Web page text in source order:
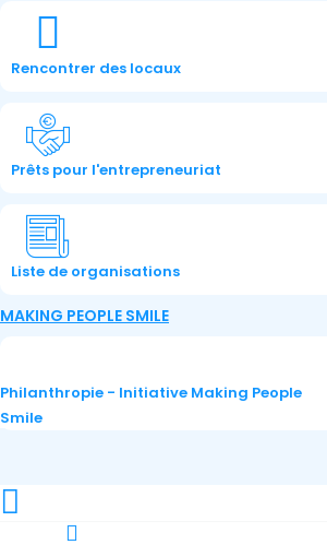
Rencontrer des locaux
Prêts pour l'entrepreneuriat
Liste de organisations
MAKING PEOPLE SMILE
Philanthropie - Initiative Making People
Smile